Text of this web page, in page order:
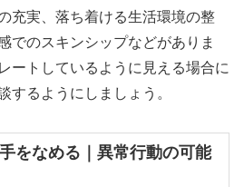
充実、落ち着ける生活環境の整
でのスキンシップなどがありま
ートしているように見える場合に
するようにしましょう。
をなめる｜異常行動の可能